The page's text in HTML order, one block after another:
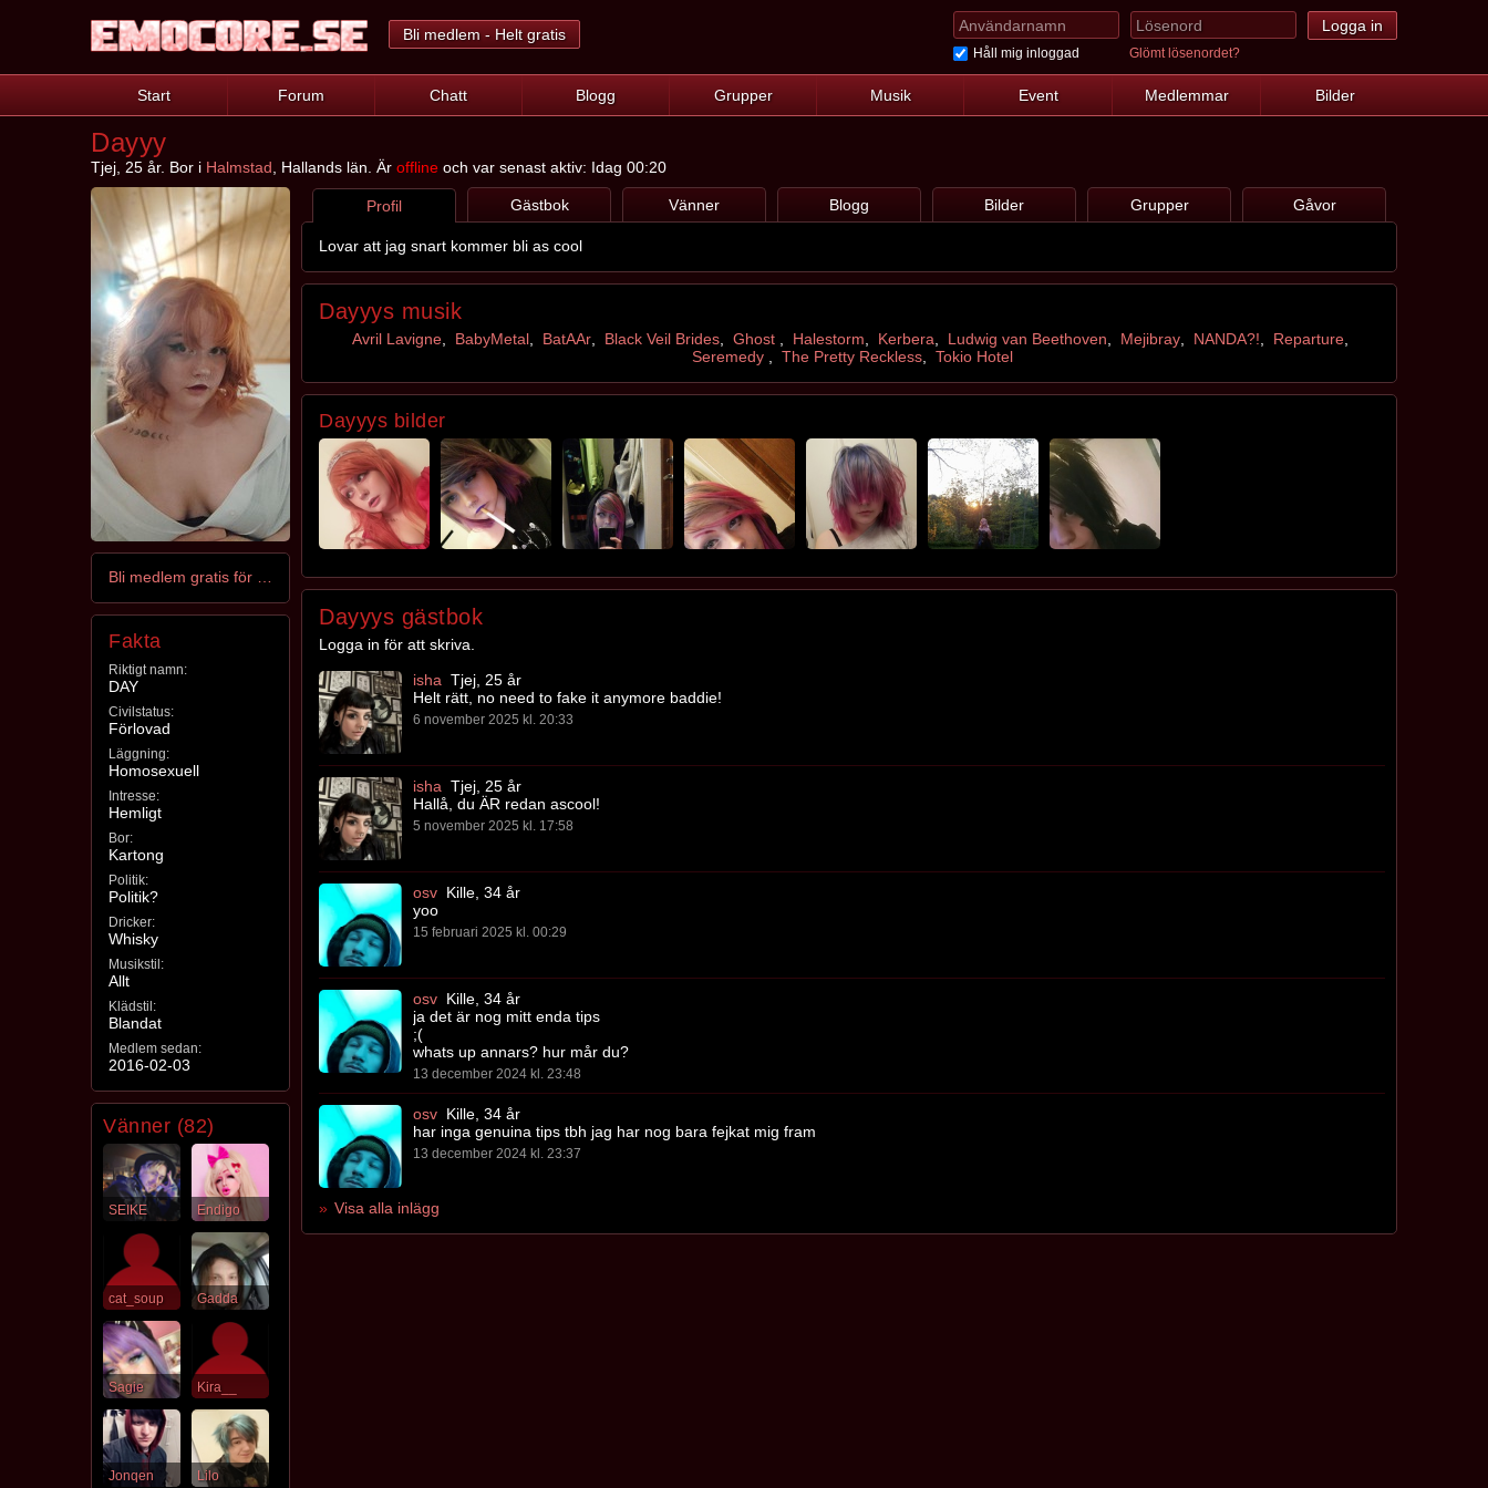
Bli medlem - Helt gratis
Håll mig inloggad Glömt lösenordet?
Start Forum Chatt Blogg Grupper Musik Event Medlemmar Bilder
Dayyy
Tjej, 25 år. Bor i Halmstad , Hallands län. Är offline och var senast aktiv: Idag 00:20
Fakta
Riktigt namn:
DAY
Civilstatus:
Förlovad
Läggning:
Homosexuell
Intresse:
Hemligt
Bor:
Kartong
Politik:
Politik?
Dricker:
Whisky
Musikstil:
Allt
Klädstil:
Blandat
Medlem sedan:
2016-02-03
Vänner (82)
SEIKE Endigo
cat_soup Gadda
Sagie Kira__
Jonqen Lilo
Profil Gästbok Vänner Blogg Bilder Grupper Gåvor
Lovar att jag snart kommer bli as cool
Dayyys musik
Avril Lavigne, BabyMetal, BatAAr, Black Veil Brides, Ghost Halestorm Kerbera Ludwig van Beethoven Mejibray, NANDA?! Reparture,
Seremedy
The Pretty Reckless, Tokio Hotel
Dayyys bilder
Dayyys gästbok
Logga in för att skriva.
isha Tjej, 25 år
Helt rätt, no need to fake it anymore baddie!
6 november 2025 kl. 20:33
isha Tjej, 25 år
Hallå, du ÄR redan ascool!
5 november 2025 kl. 17:58
osv Kille, 34 år
yoo
15 februari 2025 kl. 00:29
osv Kille, 34 år
ja det är nog mitt enda tips
;(
whats up annars? hur mår du?
13 december 2024 kl. 23:48
osv Kille, 34 år
har inga genuina tips tbh jag har nog bara fejkat mig fram
13 december 2024 kl. 23:37
Visa alla inlägg